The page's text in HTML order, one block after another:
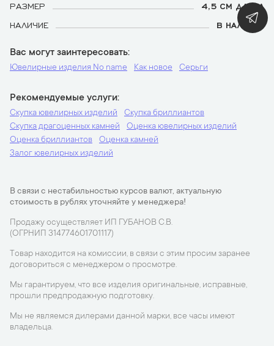
РАЗМЕР
4,5 СМ ДЛИНА
НАЛИЧИЕ
В НАЛИЧИИ
Вас могут заинтересовать
Ювелирные изделия No name Как новое Серьги
Рекомендуемые услуги
Скупка ювелирных изделий
Скупка бриллиантов
Скупка драгоценных камней
Оценка ювелирных изделий
Оценка бриллиантов
Оценка камней
Залог ювелирных изделий
В связи с нестабильностью курсов валют, актуальную
стоимость в рублях уточняйте у менеджера!
Продажу осуществляет ИП ГУБАНОВ С.В.
(ОГРНИП 314774601701117)
Товар находится на комиссии, в связи с этим просим заранее
договориться с менеджером о просмотре.
Мы гарантируем, что все изделия оригинальные, исправные,
прошли предпродажную подготовку.
Мы не являемся дилерами данной марки, все часы имеют
владельца.